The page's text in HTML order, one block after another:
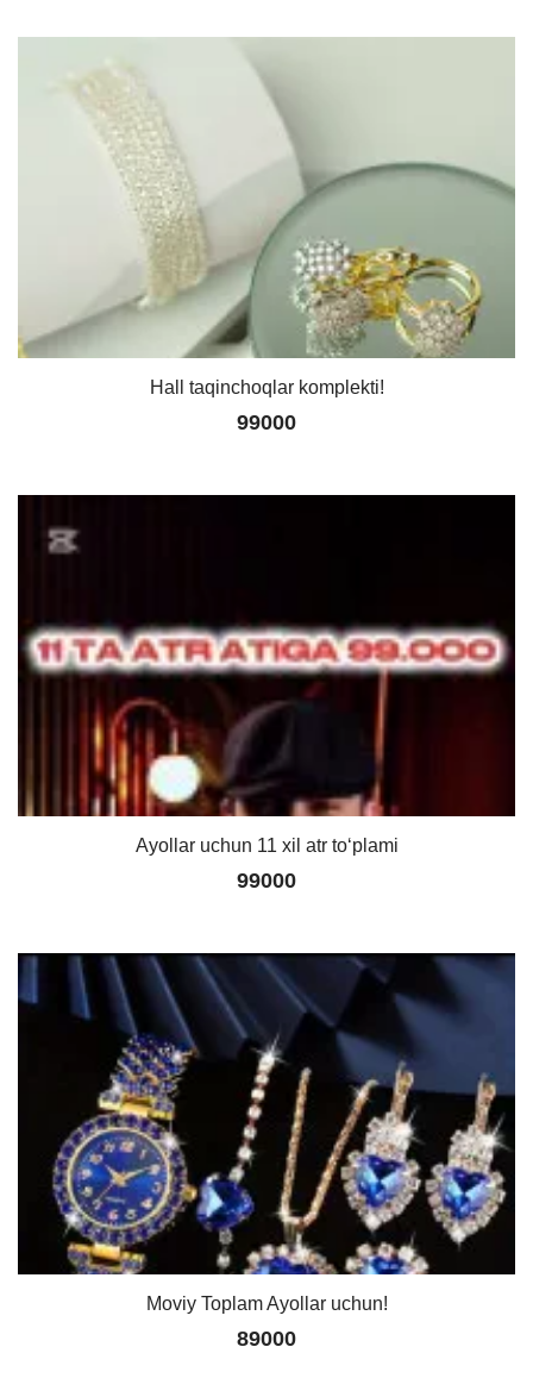
Hall taqinchoqlar komplekti!
99000
Ayollar uchun 11 xil atr to‘plami
99000
Moviy Toplam Ayollar uchun!
89000